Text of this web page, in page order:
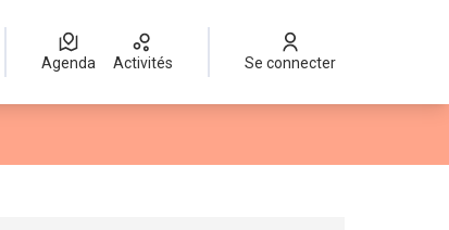
Agenda Activités Se connecter